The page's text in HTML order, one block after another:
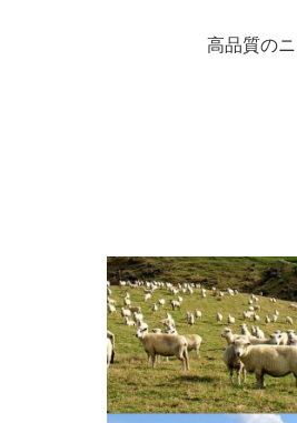
高品質の